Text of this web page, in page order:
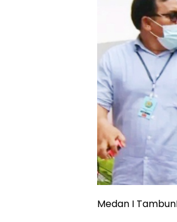
Medan I